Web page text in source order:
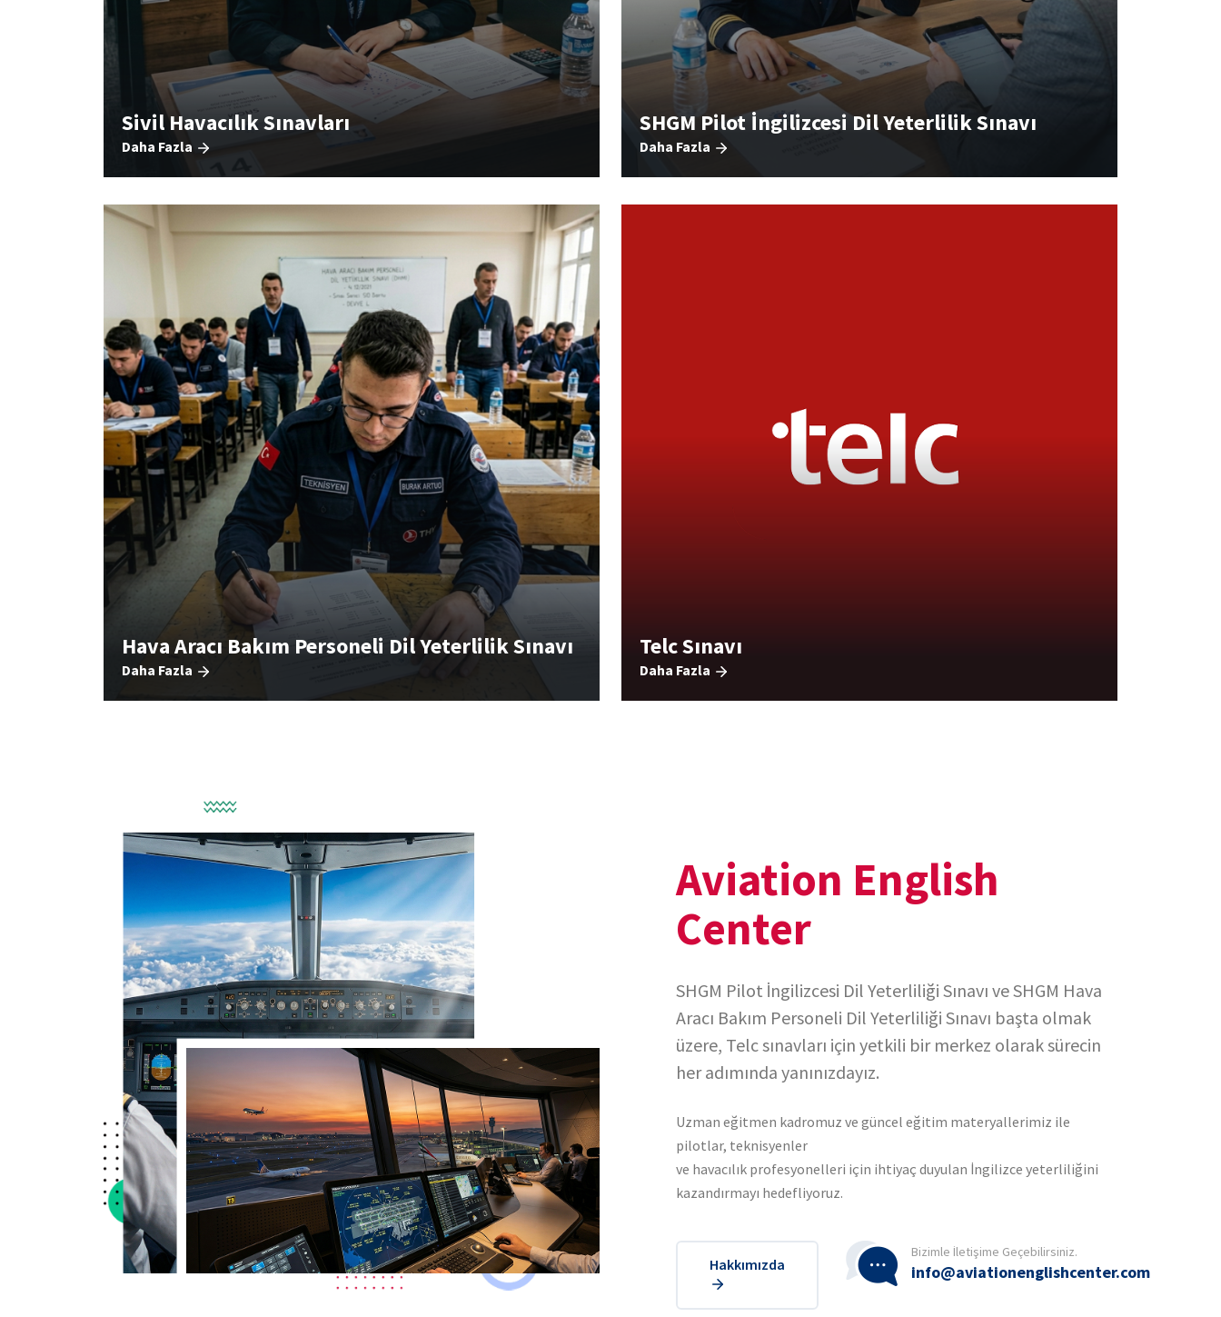
Sivil Havacılık Sınavları
Daha Fazla
SHGM Pilot İngilizcesi Dil Yeterlilik Sınavı
Daha Fazla
Hava Aracı Bakım Personeli Dil Yeterlilik Sınavı
Daha Fazla
Telc Sınavı
Daha Fazla
Aviation English
Center
SHGM Pilot İngilizcesi Dil Yeterliliği Sınavı ve SHGM Hava
Aracı Bakım Personeli Dil Yeterliliği Sınavı başta olmak
üzere, Telc sınavları için yetkili bir merkez olarak sürecin
her adımında yanınızdayız.
Uzman eğitmen kadromuz ve güncel eğitim materyallerimiz ile
pilotlar, teknisyenler
ve havacılık profesyonelleri için ihtiyaç duyulan İngilizce yeterliliğini
kazandırmayı hedefliyoruz.
Hakkımızda
Bizimle İletişime Geçebilirsiniz.
info@aviationenglishcenter.com